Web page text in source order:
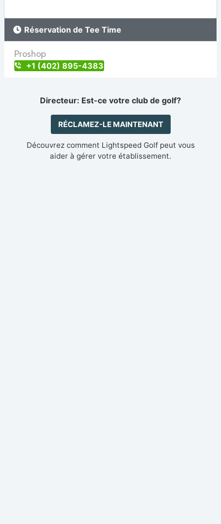
Réservation de Tee Time
Proshop
+1 (402) 895-4383
Directeur: Est-ce votre club de golf?
RÉCLAMEZ-LE MAINTENANT
Découvrez comment Lightspeed Golf peut vous
aider à gérer votre établissement.